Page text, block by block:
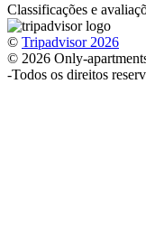
Classificações e
© Tripadvisor 2026
© 2026 Only-
-Todos os direitos